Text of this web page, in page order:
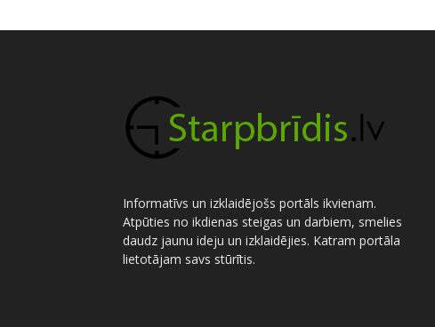
Informatīvs un izklaidējošs portāls ikvienam.
Atpūties no ikdienas steigas un darbiem, smelies
daudz jaunu ideju un izklaidējies. Katram portāla
lietotājam savs stūrītis.